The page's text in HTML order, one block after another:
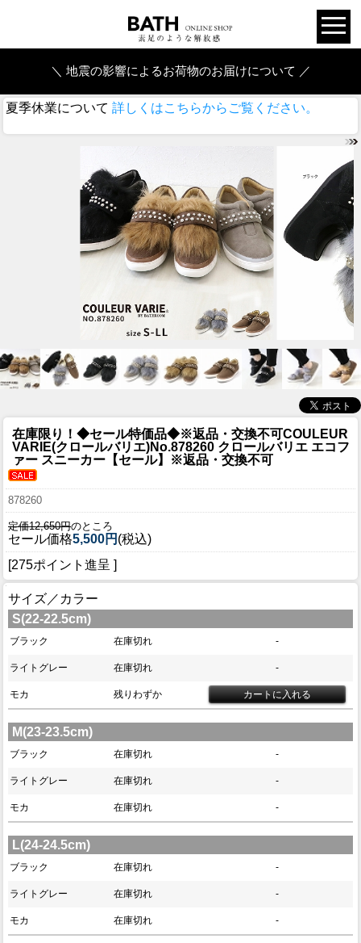
＼ 地震の影響によるお荷物のお届けについて ／
夏季休業について 詳しくはこちらからご覧ください。
在庫限り！◆セール特価品◆※返品・交換不可COULEUR
VARIE(クロールバリエ)No.878260 クロールバリエ エコフ
ァー スニーカー【セール】※返品・交換不可
878260
定価12,650円のところ
セール価格5,500円 (税込)
[275ポイント進呈 ]
サイズ／カラー
S(22-22.5cm)
ブラック 在庫切れ -
ライトグレー 在庫切れ -
モカ 残りわずか
M(23-23.5cm)
ブラック 在庫切れ -
ライトグレー 在庫切れ -
モカ 在庫切れ -
L(24-24.5cm)
ブラック 在庫切れ -
ライトグレー 在庫切れ -
モカ 在庫切れ -